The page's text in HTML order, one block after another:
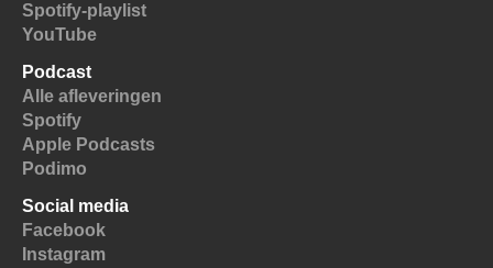
Spotify-playlist
YouTube
Podcast
Alle afleveringen
Spotify
Apple Podcasts
Podimo
Social media
Facebook
Instagram